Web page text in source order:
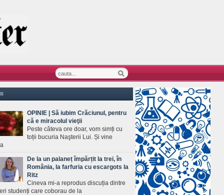
OPINIE | Să iubim Crăciunul, pentru
că e miracolul vieţii
Peste câteva ore doar, vom simți cu
toții bucuria Naşterii Lui. Și vine
De la un palaneț împărțit la trei, în
România, la farfuria cu escargots la
Ritz
Cineva mi-a reprodus discuția dintre
studenți care coborau de la